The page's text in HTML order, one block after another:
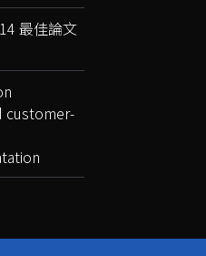
最佳論文
customer-